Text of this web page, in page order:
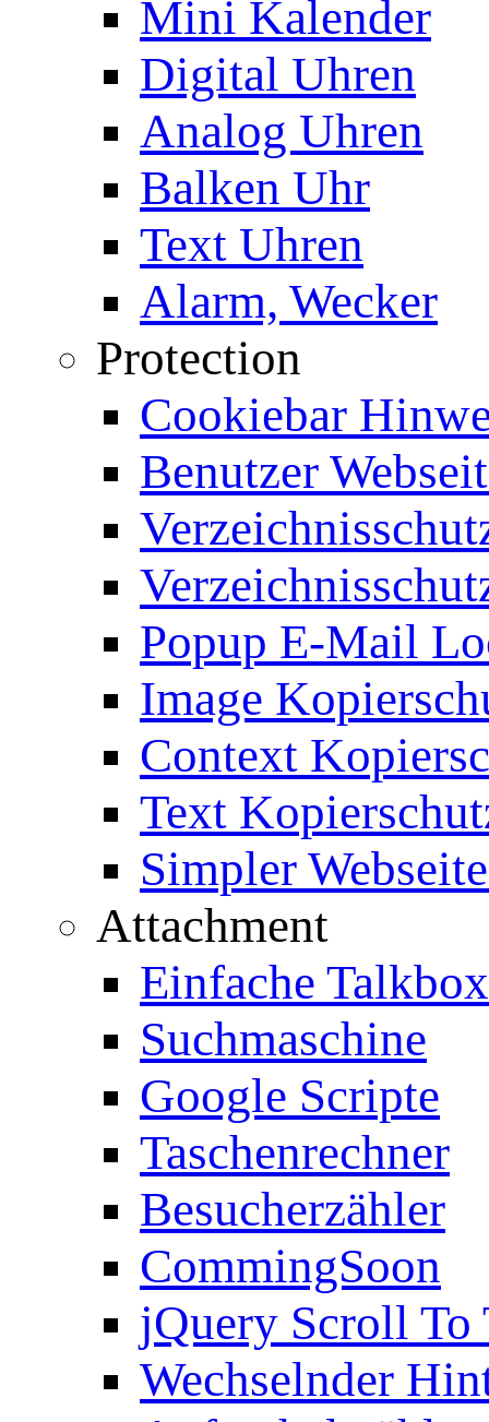
Mini Kalender
Digital Uhren
Analog Uhren
Balken Uhr
Text Uhren
Alarm, Wecker
Protection
Cookiebar
Benutzer
Popup E-Mail
Image
Context
Text
Simpler
Attachment
Einfache Talkbox
Suchmaschine
Google Scripte
Taschenrechner
Besucherzähler
CommingSoon
jQuery Scroll To
Wechselnder